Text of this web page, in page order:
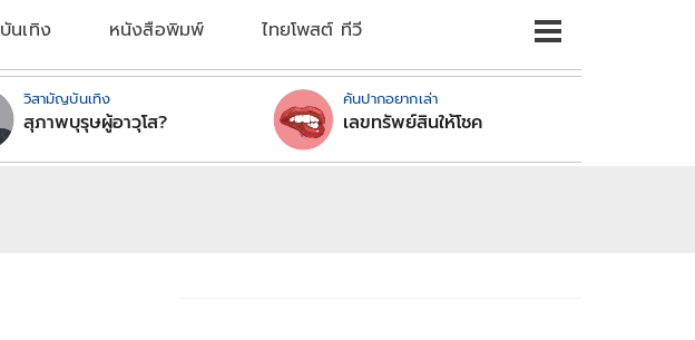
บันเทิง หนังสือพิมพ์ ไทยโพสต์ ทีวี
วิสามัญบันเทิง
สุภาพบุรุษผู้อาวุโส?
คันปากอยากเล่า
เลขทรัพย์สินให้โชค